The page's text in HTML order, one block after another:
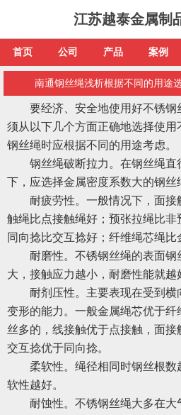
江苏越泰金属制
首页 公司 产品 案例
南通钢丝绳浅析根据不同的用途
要经济、安全地使用好不锈
须从以下几个方面正确地选择使
钢丝绳时应根据不同的用途考虑。
钢丝绳破断拉力。在钢丝绳
下，应选择金属密度系数大的钢丝
耐疲劳性。一般情况下，面
触绳比点接触绳好；预张拉绳比
同向捻比交互捻好；纤维绳芯绳比
耐磨性。不锈钢丝绳的表面
大，接触应力越小，耐磨性能就越
耐剂压性。主要表现在受到
变形的能力。一般金属绳芯优于
丝多的，线接触优于点接触，面
交互捻优于同向捻。
柔软性。绳径相同时钢丝根
软性越好。
耐蚀性。不锈钢丝绳大多在